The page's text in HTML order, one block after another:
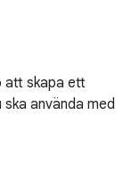
att skapa ett
använda med